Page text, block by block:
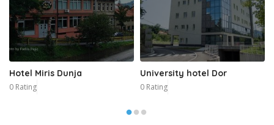
Hotel Miris Dunja
0 Rating
University hotel Dor
0 Rating